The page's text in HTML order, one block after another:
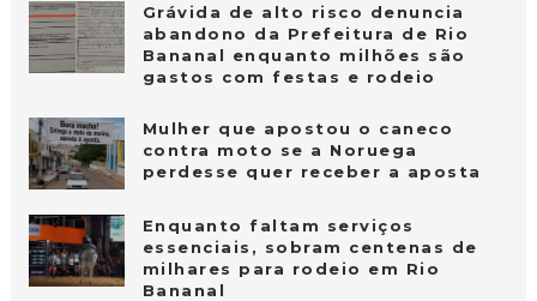
Grávida de alto risco denuncia
abandono da Prefeitura de Rio
Bananal enquanto milhões são
gastos com festas e rodeio
Mulher que apostou o caneco
contra moto se a Noruega
perdesse quer receber a aposta
Enquanto faltam serviços
essenciais, sobram centenas de
milhares para rodeio em Rio
Bananal